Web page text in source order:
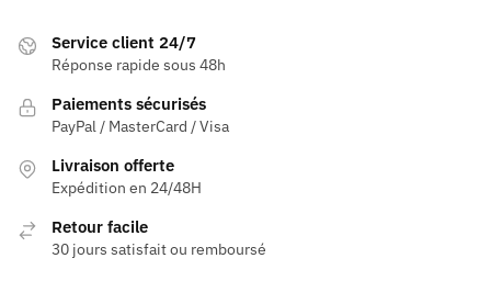
Service client 24/7
Réponse rapide sous 48h
Paiements sécurisés
PayPal / MasterCard / Visa
Livraison offerte
Expédition en 24/48H
Retour facile
30 jours satisfait ou remboursé